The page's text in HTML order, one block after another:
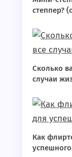
степпер?
Сколько
случаи
Как